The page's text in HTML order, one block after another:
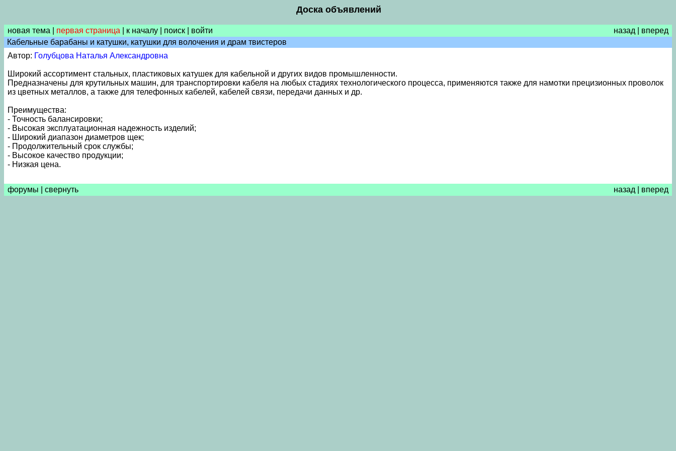
Доска объявлений
новая тема первая страница к началу поиск войти назад
вперед
Кабельные барабаны и катушки, катушки для волочения и драм твистеров
Автор: Голубцова Наталья Александровна
Широкий ассортимент стальных, пластиковых катушек для кабельной и других видов промышленности.
Предназначены для крутильных машин, для транспортировки кабеля на любых стадиях технологического процесса, применяются также для намотки прецизионных проволок
из цветных металлов, а также для телефонных кабелей, кабелей связи, передачи данных и др.
Преимущества:
- Точность балансировки;
- Высокая эксплуатационная надежность изделий;
- Широкий диапазон диаметров щек;
- Продолжительный срок службы;
- Высокое качество продукции;
- Низкая цена.
форумы свернуть назад вперед